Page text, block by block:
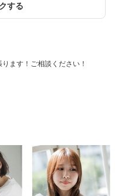
する
ます！ご相談ください！